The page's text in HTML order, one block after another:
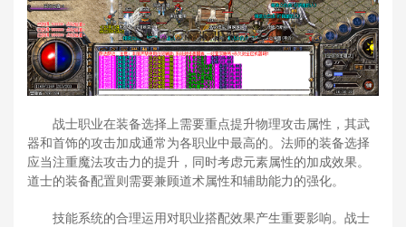
战士职业在装备选择上需要重点提升物理攻击属性，其武
器和首饰的攻击加成通常为各职业中最高的。法师的装备选择
应当注重魔法攻击力的提升，同时考虑元素属性的加成效果。
道士的装备配置则需要兼顾道术属性和辅助能力的强化。
技能系统的合理运用对职业搭配效果产生重要影响。战士